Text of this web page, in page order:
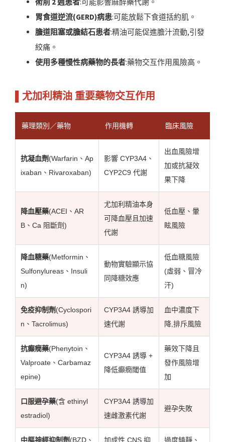
胃食道逆流(GERD)病患:可能放鬆下食道括約肌。
膽道阻塞或膽結石患者:精油可能促進膽汁流動,引發
絞痛。
使用多種慢性病藥物的長者:藥物交互作用風險高。
▌尤加利精油 重要藥物交互作用
藥理類別／藥物 作用機轉 臨床風險
抗凝血劑(Warfarin、Ap
ixaban、Rivaroxaban)
影響 CYP3A4、
CYP2C9 代謝
出血風險增
加或抗凝效
果下降
降血壓藥(ACEI、AR
B、Ca 阻斷劑)
尤加利精油本身
可降血壓且加速
代謝
低血壓、暈
眩風險
降血糖藥(Metformin、
Sulfonylureas、Insuli
n)
動物實驗顯示協
同降糖效應
低血糖風險
(虛弱、冒冷
汗)
免疫抑制劑(Cyclospori
n、Tacrolimus)
CYP3A4 誘導加
速代謝
血中濃度下
降,排斥風險
抗癲癇藥(Phenytoin、
Valproate、Carbamaz
epine)
CYP3A4 誘導 +
降低癲癇閾值
藥效下降且
發作風險增
加
口服避孕藥(含 ethinyl
estradiol)
CYP3A4 誘導加
速雌激素代謝
避孕失敗
中樞神經抑制劑(BZD、
加成性 CNS 抑
過度鎮靜、